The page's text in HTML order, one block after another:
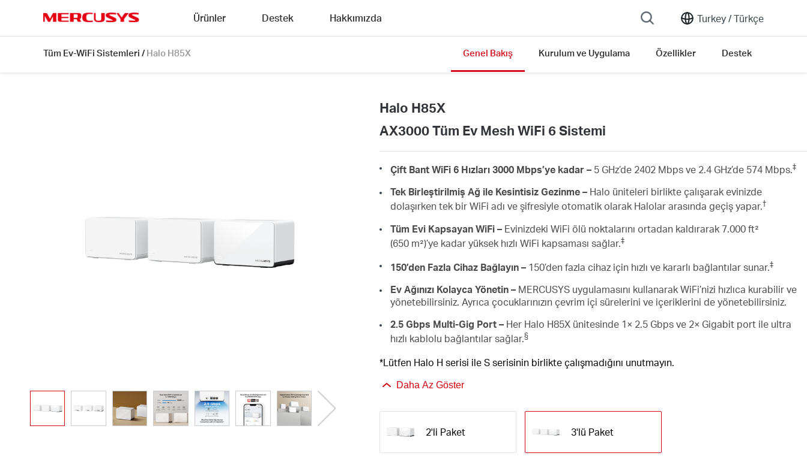
Turkey /Türkçe
Ürünler Destek Hakkımızda
Tüm Ev-WiFi Sistemleri / Halo H85X Genel Bakış Kurulum ve Uygulama Özellikler Destek
Halo H85X
AX3000 Tüm Ev Mesh WiFi 6 Sistemi
Çift Bant WiFi 6 Hızları 3000 Mbps’ye kadar – 5 GHz’de 2402 Mbps ve 2.4 GHz’de 574 Mbps.‡
Tek Birleştirilmiş Ağ ile Kesintisiz Gezinme – Halo üniteleri birlikte çalışarak evinizde
dolaşırken tek bir WiFi adı ve şifresiyle otomatik olarak Halolar arasında geçiş yapar.†
Tüm Evi Kapsayan WiFi –Evinizdeki WiFi ölü noktalarını ortadan kaldırarak 7.000 ft²
(650 m²)’ye kadar yüksek hızlı WiFi kapsaması sağlar.‡
150’den Fazla Cihaz Bağlayın – 150’den fazla cihaz için hızlı ve kararlı bağlantılar sunar.‡
Ev Ağınızı Kolayca Yönetin – MERCUSYS uygulamasını kullanarak WiFi’nizi hızlıca kurabilir ve
yönetebilirsiniz. Ayrıca çocuklarınızın çevrim içi sürelerini ve içeriklerini de yönetebilirsiniz.
2.5 Gbps Multi-Gig Port – Her Halo H85X ünitesinde 1× 2.5 Gbps ve 2× Gigabit port ile ultra
hızlı kablolu bağlantılar sağlar.§
*Lütfen Halo H serisi ile S serisinin birlikte çalışmadığını unutmayın.
Daha Az Göster
2'li Paket 3'lü Paket